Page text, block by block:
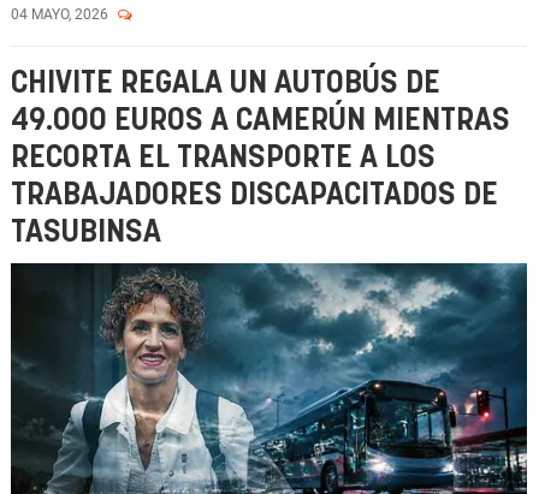
04 MAYO, 2026
CHIVITE REGALA UN AUTOBÚS DE
49.000 EUROS A CAMERÚN MIENTRAS
RECORTA EL TRANSPORTE A LOS
TRABAJADORES DISCAPACITADOS DE
TASUBINSA